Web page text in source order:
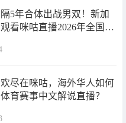
5年合体出战男双！新加
看咪咕直播2026年全国乒
尽在咪咕，海外华人如何
育赛事中文解说直播？